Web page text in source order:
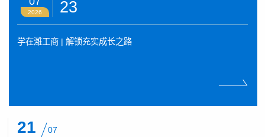
文物与史料还原了党中央在延安十三年的奋斗历程，让大家深刻体
悟共产党人坚守信仰、开拓前行的精神力量。在枣园革命旧址，大
风，...
2026 23
学在潍工商 | 解锁充实成长之路
21 07